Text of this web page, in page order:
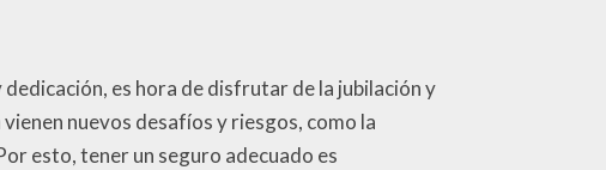
es hora de disfrutar de la jubilación y
nuevos desafíos y riesgos, como la
esto, tener un seguro adecuado es